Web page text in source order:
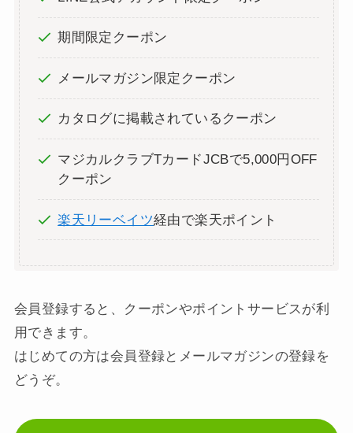
期間限定クーポン
メールマガジン限定クーポン
カタログに掲載されているクーポン
マジカルクラブTカードJCBで5,000円OFF
クーポン
楽天リーベイツ経由で楽天ポイント
会員登録すると、クーポンやポイントサービスが利
用できます。
はじめての方は会員登録とメールマガジンの登録を
どうぞ。